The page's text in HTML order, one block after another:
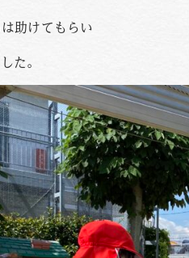
助けてもらい
た。